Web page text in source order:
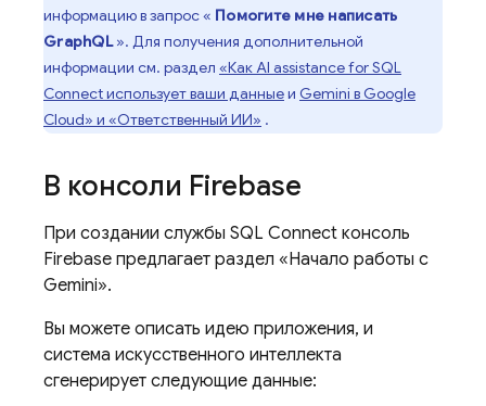
информацию в запрос « Помогите мне написать
GraphQL». Для получения дополнительной
информации см. раздел «КакAI assistance forSQL
Connectиспользует ваши данныеи Gemini в Google
Cloud» и «Ответственный ИИ» .
В консоли Firebase
При создании службы SQL Connect консоль
Firebase предлагает раздел «Начало работы с
Gemini».
Вы можете описать идею приложения, и
система искусственного интеллекта
сгенерирует следующие данные: